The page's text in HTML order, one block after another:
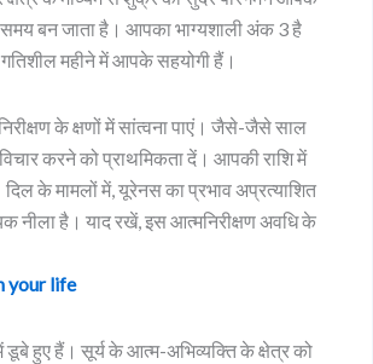
बन जाता है। आपका भाग्यशाली अंक 3 है
महीने में आपके सहयोगी हैं।
के क्षणों में सांत्वना पाएं। जैसे-जैसे साल
करने को प्राथमिकता दें। आपकी राशि में
के मामलों में, यूरेनस का प्रभाव अप्रत्याशित
नीला है। याद रखें, इस आत्मनिरीक्षण अवधि के
your life
हुए हैं। सूर्य के आत्म-अभिव्यक्ति के क्षेत्र को